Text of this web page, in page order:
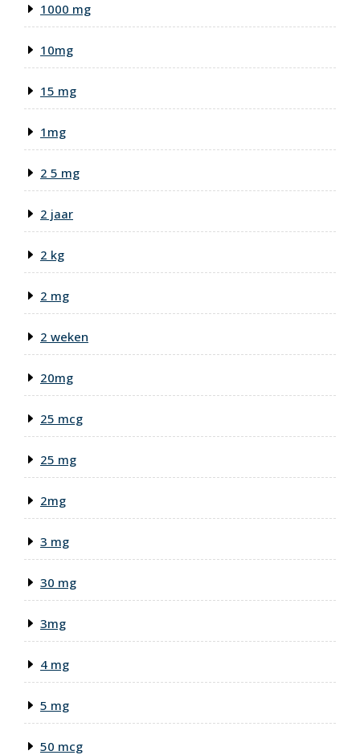
1000 mg
10mg
15 mg
1mg
2 5 mg
2 jaar
2 kg
2 mg
2 weken
20mg
25 mcg
25 mg
2mg
3 mg
30 mg
3mg
4 mg
5 mg
50 mcg